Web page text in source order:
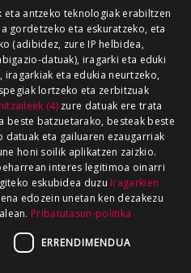
eta antzeko teknologiak erabiltzen
gordetzeko eta eskuratzeko, eta
(adibidez, zure IP helbidea,
datuak), iragarki eta eduki
eta edukia neurtzeko,
lortzeko eta zerbitzuak
(4)zure datuak ere trata
beste batzuetarako, besteak beste
datuak eta gailuaren ezaugarriak
honi soilik aplikatzen zaizkio.
interes legitimoa oinarri
eskubidea duzu Iragarkien
edozein unetan ken dezakezu
Pribatutasun-politika
ERRENDIMENDUA